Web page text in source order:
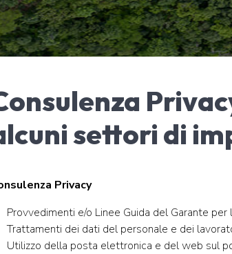
settori di
Privacy
Provvedimenti e/o Linee Guida del Garante
Trattamenti dei dati del personale e dei
Utilizzo della posta elettronica e del web sul